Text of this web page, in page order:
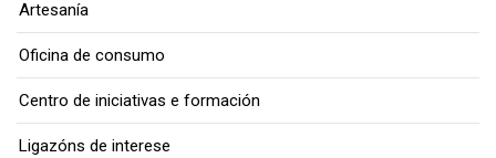
Artesanía
Oficina de consumo
Centro de iniciativas e formación
Ligazóns de interese